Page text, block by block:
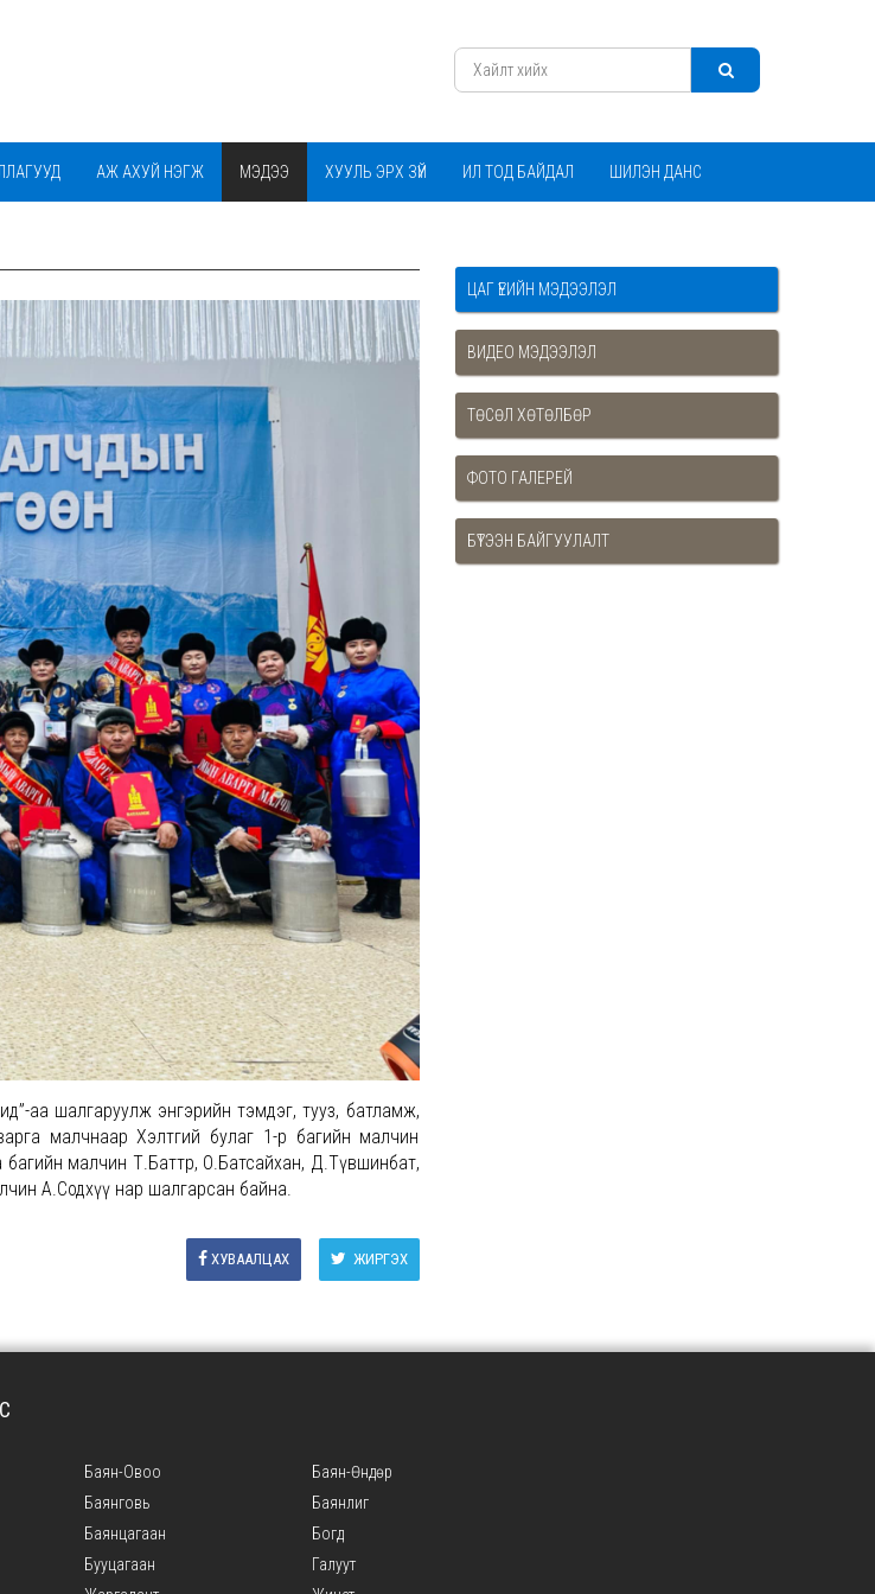
АЖ АХУЙ НЭГЖ МЭДЭЭ ХУУЛЬ ЭРХ ЗҮЙ ИЛ ТОД БАЙДАЛ ШИЛЭН ДАНС
аа шалгаруулж энгэрийн тэмдэг, тууз, батламж,
малчнаар Хэлтгий булаг 1-р багийн малчин
малчин Т.Баттөр, О.Батсайхан, Д.Түвшинбат,
А.Содхүү нар шалгарсан байна.
ЖИРГЭХ
ХУВААЛЦАХ
ЦАГ ҮЕИЙН МЭДЭЭЛЭЛ
ВИДЕО МЭДЭЭЛЭЛ
ТӨСӨЛ ХӨТӨЛБӨР
ФОТО ГАЛЕРЕЙ
БҮТЭЭН БАЙГУУЛАЛТ
Баян-Овоо
Баян-Өндөр
Баянговь
Баянлиг
Баянцагаан
Богд
Бууцагаан
Галуут